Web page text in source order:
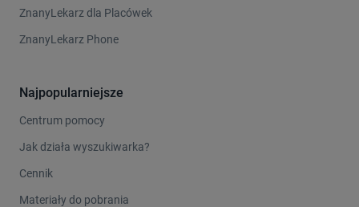
ZnanyLekarz dla Placówek
ZnanyLekarz Phone
Najpopularniejsze
Centrum pomocy
Jak działa wyszukiwarka?
Cennik
Materiały do pobrania